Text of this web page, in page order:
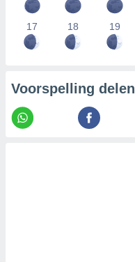
17 18 19
Voorspelling delen